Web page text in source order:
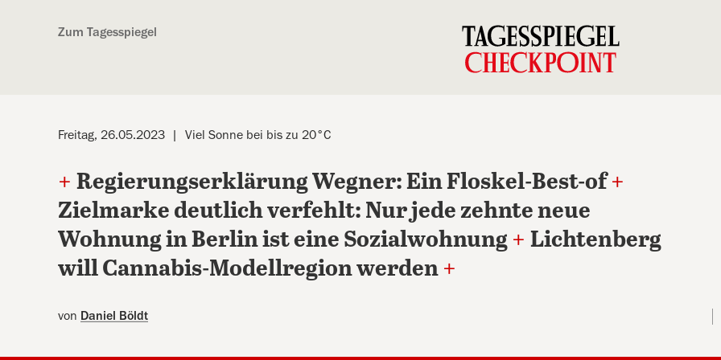
Zum Tagesspiegel
Freitag, 26.05.2023 Viel Sonne bei bis zu 20°C
+ Regierungserklärung Wegner: Ein Floskel-Best-of +
Zielmarke deutlich verfehlt: Nur jede zehnte neue
Wohnung in Berlin ist eine Sozialwohnung + Lichtenberg
will Cannabis-Modellregion werden +
von Daniel Böldt